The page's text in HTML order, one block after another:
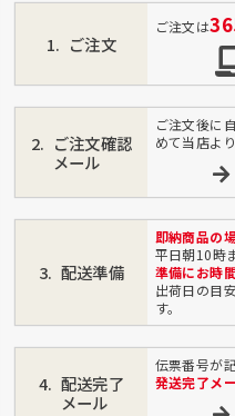
ご注文
ご注文は
ご注文確認
メール
ご注文後に
めて当店よ
配送準備
即納商品の
平日朝10時
準備にお時
出荷日の目
す。
配送完了
メール
伝票番号が
発送完了メ